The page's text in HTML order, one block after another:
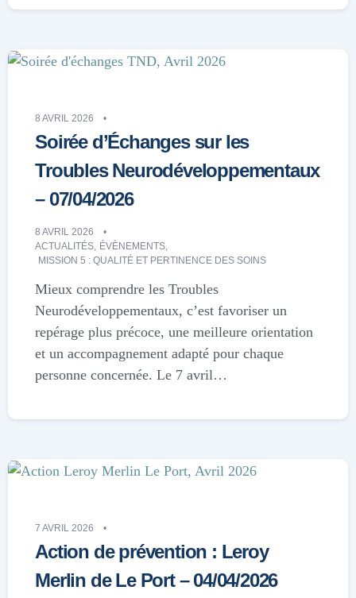
8 AVRIL 2026
Soirée d’Échanges sur les
Troubles Neurodéveloppementaux
– 07/04/2026
8 AVRIL 2026
ACTUALITÉS ÉVÈNEMENTS
MISSION 5 : QUALITÉ ET PERTINENCE DES SOINS
Mieux comprendre les Troubles
Neurodéveloppementaux, c’est favoriser un
repérage plus précoce, une meilleure orientation
et un accompagnement adapté pour chaque
personne concernée. Le 7 avril…
7 AVRIL 2026
Action de prévention : Leroy
Merlin de Le Port – 04/04/2026